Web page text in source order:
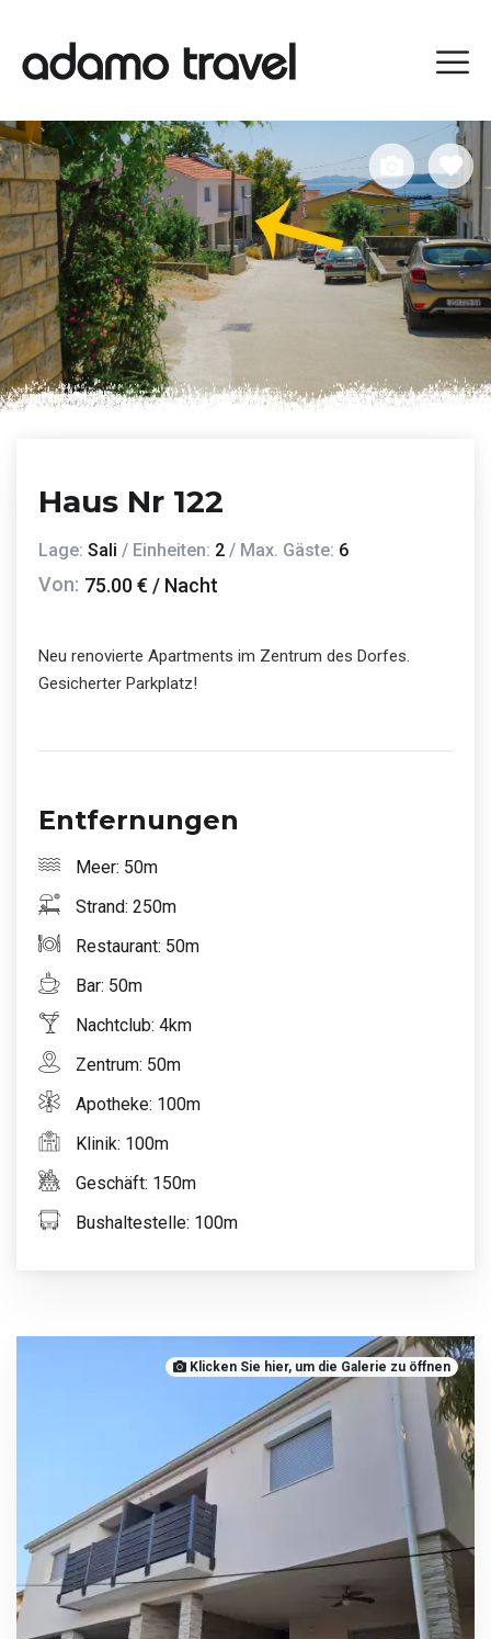
Haus Nr 122
Lage: Sali / Einheiten: 2 / Max. Gäste: 6
Von: 75.00 € / Nacht
Neu renovierte Apartments im Zentrum des Dorfes.
Gesicherter Parkplatz!
Entfernungen
Meer: 50m
Strand: 250m
Restaurant: 50m
Bar: 50m
Nachtclub: 4km
Zentrum: 50m
Apotheke: 100m
Klinik: 100m
Geschäft: 150m
Bushaltestelle: 100m
Klicken Sie hier, um die Galerie zu öffnen